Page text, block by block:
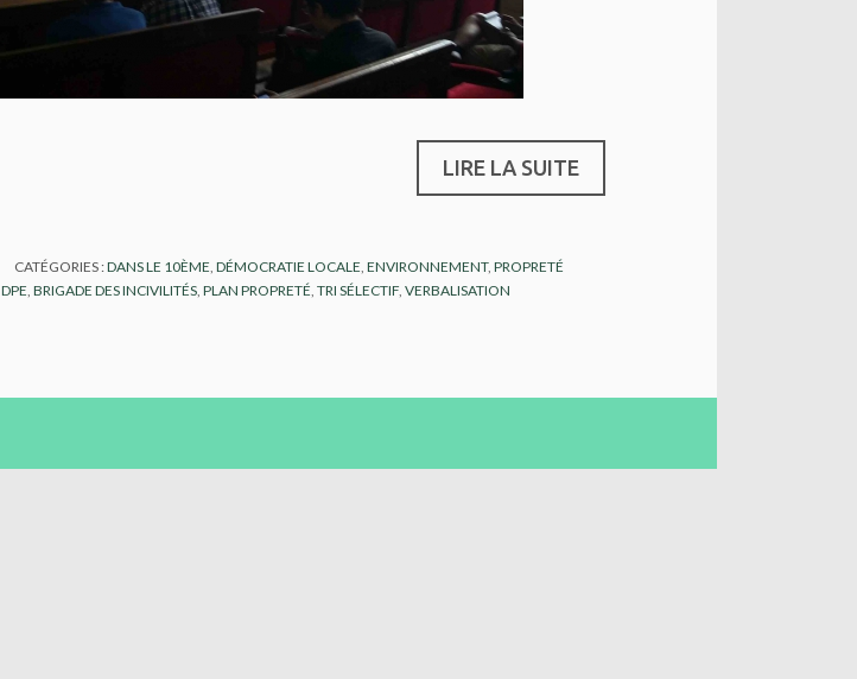
LIRE LA SUITE
CATÉGORIES :DANS LE 10ÈME,DÉMOCRATIE LOCALE,ENVIRONNEMENT,PROPRETÉ
DPE, BRIGADE DES INCIVILITÉS, PLAN PROPRETÉ, TRI SÉLECTIF, VERBALISATION